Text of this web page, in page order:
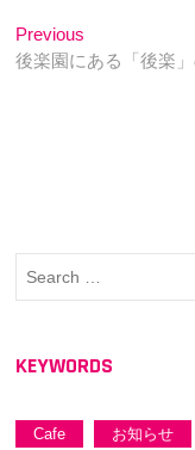
投
稿
シ
ョ
Previous
post:
後楽園にある「後楽
KEYWORDS
Cafe お知らせ